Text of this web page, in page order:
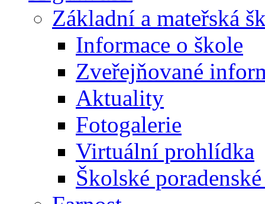
Základní a mateřská
Informace o škole
Zveřejňované
Aktuality
Fotogalerie
Virtuální prohlídka
Školské